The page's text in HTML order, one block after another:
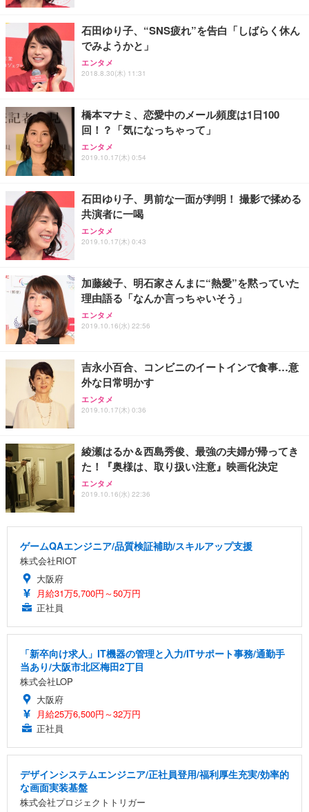
石田ゆり子、“SNS疲れ”を告白「しばらく休ん
でみようかと」
エンタメ
2018.8.30(木) 11:31
橋本マナミ、恋愛中のメール頻度は1日100
回！？「気になっちゃって」
エンタメ
2019.10.17(木) 0:54
石田ゆり子、男前な一面が判明！ 撮影で揉める
共演者に一喝
エンタメ
2019.10.17(木) 0:43
加藤綾子、明石家さんまに“熱愛”を黙っていた
理由語る「なんか言っちゃいそう」
エンタメ
2019.10.16(水) 22:56
吉永小百合、コンビニのイートインで食事…意
外な日常明かす
エンタメ
2019.10.17(木) 0:36
綾瀬はるか＆西島秀俊、最強の夫婦が帰ってき
た！『奥様は、取り扱い注意』映画化決定
エンタメ
2019.10.16(水) 22:36
ゲームQAエンジニア/品質検証補助/スキルアップ支援
株式会社RIOT
大阪府
月給31万5,700円～50万円
正社員
「新卒向け求人」IT機器の管理と入力/ITサポート事務/通勤手
当あり/大阪市北区梅田2丁目
株式会社LOP
大阪府
月給25万6,500円～32万円
正社員
デザインシステムエンジニア/正社員登用/福利厚生充実/効率的
な画面実装基盤
株式会社プロジェクトトリガー